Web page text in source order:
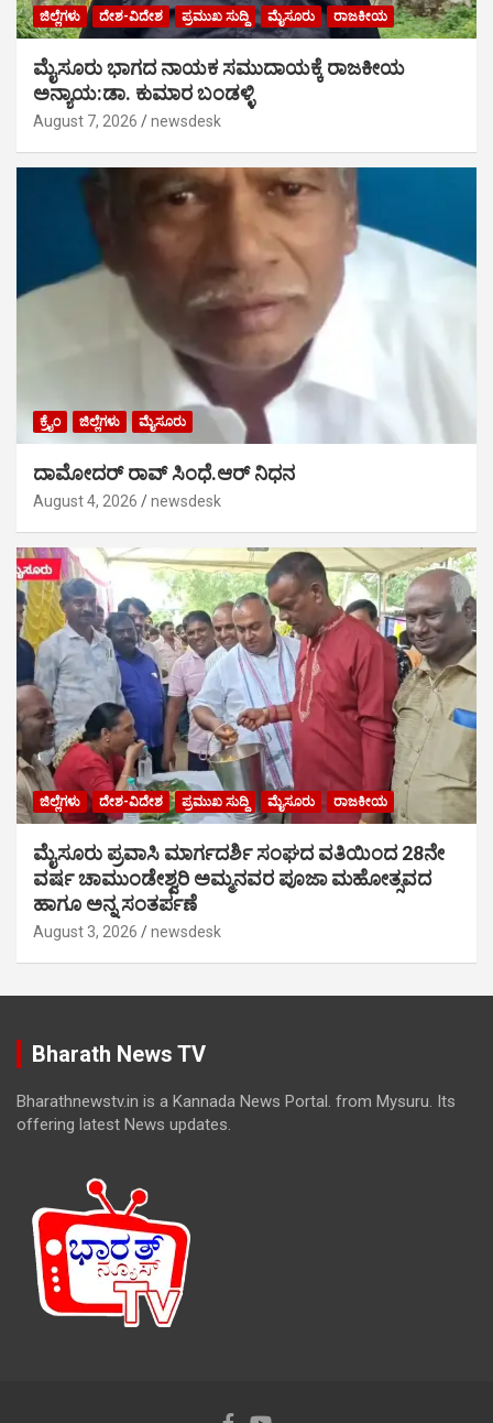
ಜಿಲ್ಲೆಗಳು ದೇಶ-ವಿದೇಶ ಪ್ರಮುಖ ಸುದ್ದಿ ಮೈಸೂರು ರಾಜಕೀಯ
ಮೈಸೂರು ಭಾಗದ ನಾಯಕ ಸಮುದಾಯಕ್ಕೆ ರಾಜಕೀಯ
ಅನ್ಯಾಯ:ಡಾ. ಕುಮಾರ ಬಂಡಳ್ಳಿ
August 7, 2026 newsdesk
ಕ್ರೈಂ ಜಿಲ್ಲೆಗಳು ಮೈಸೂರು
ದಾಮೋದರ್ ರಾವ್ ಸಿಂಧೆ.ಆರ್ ನಿಧನ
August 4, 2026 newsdesk
ಜಿಲ್ಲೆಗಳು ದೇಶ-ವಿದೇಶ ಪ್ರಮುಖ ಸುದ್ದಿ ಮೈಸೂರು ರಾಜಕೀಯ
ಮೈಸೂರು ಪ್ರವಾಸಿ ಮಾರ್ಗದರ್ಶಿ ಸಂಘದ ವತಿಯಿಂದ 28ನೇ
ವರ್ಷ ಚಾಮುಂಡೇಶ್ವರಿ ಅಮ್ಮನವರ ಪೂಜಾ ಮಹೋತ್ಸವದ
ಹಾಗೂ ಅನ್ನ ಸಂತರ್ಪಣೆ
August 3, 2026 newsdesk
Bharath News TV
Bharathnewstv.in is a Kannada News Portal. from Mysuru. Its
offering latest News updates.